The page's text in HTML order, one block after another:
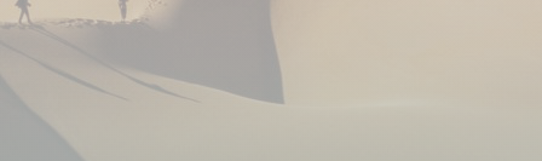
familiale).
Odzun (1 nuit) : Chez l'habitant dans une grande
maison au calme. Accueil chaleureux, souvent
Vanadzor (1 nuit) : Chambres d’hôtes MagHay,